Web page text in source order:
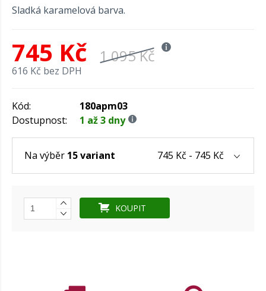
Sladká karamelová barva.
745 Kč 1 095 Kč
616 Kč bez DPH
Kód:
180apm03
Dostupnost:
1 až 3 dny
Na výběr 15 variant 745 Kč - 745 Kč
KOUPIT